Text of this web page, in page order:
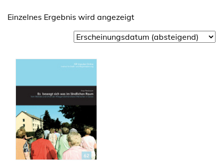
Einzelnes Ergebnis wird angezeigt